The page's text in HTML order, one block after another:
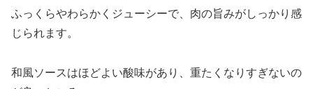
ふっくらやわらかくジューシーで、肉の旨みがしっかり感
じられます。
和風ソースはほどよい酸味があり、重たくなりすぎないの